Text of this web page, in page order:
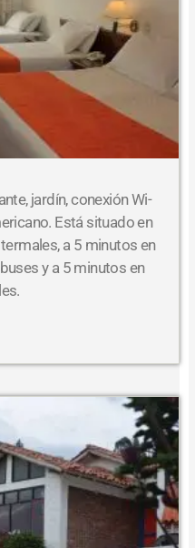
jardín, conexión Wi-
Está situado en
a 5 minutos en
y a 5 minutos en